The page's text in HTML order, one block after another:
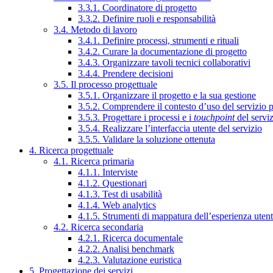
3.3.1. Coordinatore di progetto
3.3.2. Definire ruoli e responsabilità
3.4. Metodo di lavoro
3.4.1. Definire processi, strumenti e rituali
3.4.2. Curare la documentazione di progetto
3.4.3. Organizzare tavoli tecnici collaborativi
3.4.4. Prendere decisioni
3.5. Il processo progettuale
3.5.1. Organizzare il progetto e la sua gestione
3.5.2. Comprendere il contesto d’uso del servizio
3.5.3. Progettare i processi e i touchpointdel
3.5.4. Realizzare l’interfaccia utente del servizio
3.5.5. Validare la soluzione ottenuta
4. Ricerca progettuale
4.1. Ricerca primaria
4.1.1. Interviste
4.1.2. Questionari
4.1.3. Test di usabilità
4.1.4. Web analytics
4.1.5. Strumenti di mappatura dell’esperienza
4.2. Ricerca secondaria
4.2.1. Ricerca documentale
4.2.2. Analisi benchmark
4.2.3. Valutazione euristica
5. Progettazione dei servizi